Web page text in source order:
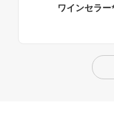
ワインセラ